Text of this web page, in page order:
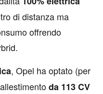
di distanza ma
offrendo
, Opel ha optato (per
da 113 CV